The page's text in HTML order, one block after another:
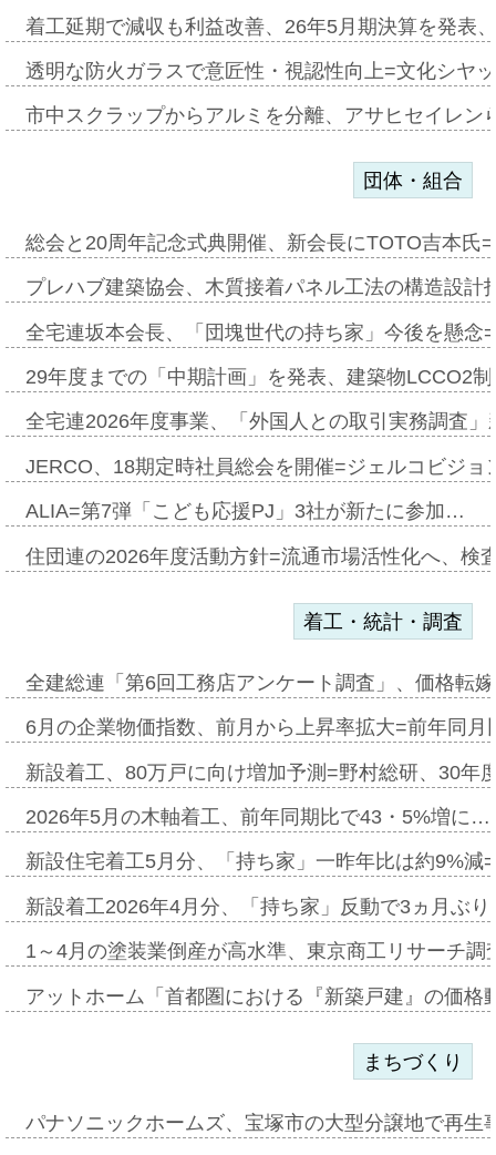
着工延期で減収も利益改善、26年5月期決算を発表
透明な防火ガラスで意匠性・視認性向上=文化シヤ
市中スクラップからアルミを分離、アサヒセイレ
団体・組合
総会と20周年記念式典開催、新会長にTOTO吉本氏
プレハブ建築協会、木質接着パネル工法の構造設
全宅連坂本会長、「団塊世代の持ち家」今後を懸
29年度までの「中期計画」を発表、建築物LCCO2
全宅連2026年度事業、「外国人との取引実務調査
JERCO、18期定時社員総会を開催=ジェルコビジ
ALIA=第7弾「こども応援PJ」3社が新たに参加…
住団連の2026年度活動方針=流通市場活性化へ、検
着工・統計・調査
全建総連「第6回工務店アンケート調査」、価格転
6月の企業物価指数、前月から上昇率拡大=前年同
新設着工、80万戸に向け増加予測=野村総研、30年
2026年5月の木軸着工、前年同期比で43・5%増に…
新設住宅着工5月分、「持ち家」一昨年比は約9%
新設着工2026年4月分、「持ち家」反動で3ヵ月ぶ
1～4月の塗装業倒産が高水準、東京商工リサーチ
アットホーム「首都圏における『新築戸建』の価
まちづくり
パナソニックホームズ、宝塚市の大型分譲地で再